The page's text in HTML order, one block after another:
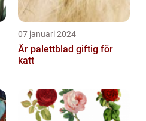
07 januari 2024
Är palettblad giftig för
katt